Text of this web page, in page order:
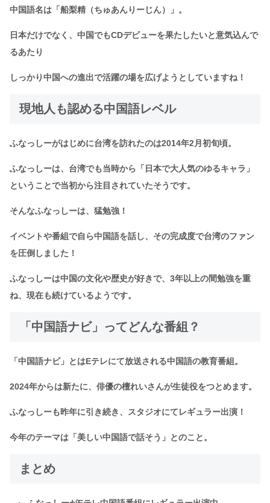
中国語名は「船梨精（ちゅあんりーじん）」。
日本だけでなく、中国でもCDデビューを果たしたいと意気込んで
るあたり
しっかり中国への進出で活躍の場を広げようとしていますね！
現地人も認める中国語レベル
ふなっしーがはじめに台湾を訪れたのは2014年2月初旬頃。
ふなっしーは、台湾でも当時から「日本で大人気のゆるキャラ」
ということで当初から注目されていたそうです。
そんなふなっしーは、猛勉強！
イベントや番組で自ら中国語を話し、その完成度で台湾のファン
を圧倒しました！
ふなっしーは中国の文化や歴史が好きで、3年以上の間勉強を重
ね、現在も続けているようです。
「 中国語ナビ」ってどんな番組？
「中国語ナビ」とはEテレにて放送される中国語の教育番組。
2024年からは新たに、俳優の檀れいさんが生徒役をつとめます。
ふなっしーも昨年に引き続き、スタジオにてレギュラー出演！
今年のテーマは「美しい中国語で話そう」とのこと。
まとめ